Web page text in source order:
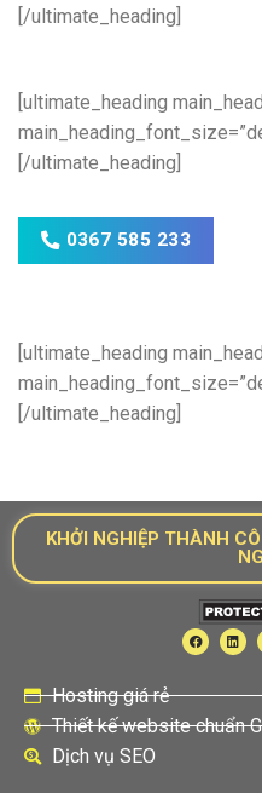
[/ultimate_heading]
[ultimate_heading
[/ultimate_heading]
0367 585 233
[ultimate_heading
[/ultimate_heading]
KHỞI NGHIỆP THÀNH
Hosting giá rẻ
Thiết kế website chuẩn
Dịch vụ SEO